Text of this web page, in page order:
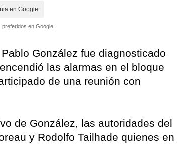
en Google
en Google.
González fue diagnosticado
las alarmas en el bloque
de una reunión con
de González, las autoridades del
y Rodolfo Tailhade quienes en